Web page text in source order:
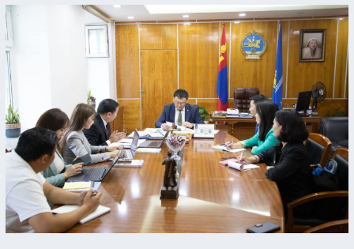
ТЦҮЗГ-
ын
дарга
П.Батбаатараар
ахлуулсан
ажлын
хэсэг
Хөвсгөл
аймагт
ажиллаж
байна